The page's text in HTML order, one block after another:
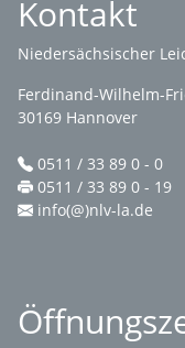
Kontakt
Niedersächsischer
Ferdinand-Wilhelm-
30169 Hannover
0511 / 33 89 0 - 0
0511 / 33 89 0 - 19
info(@)nlv-la.de